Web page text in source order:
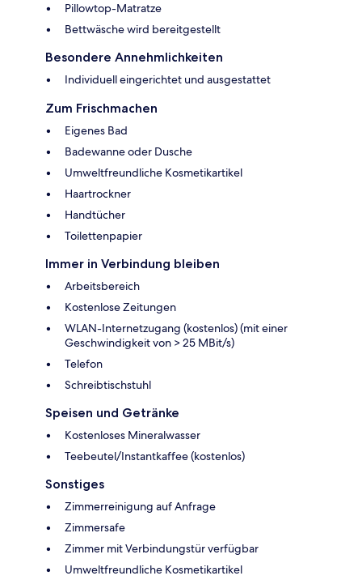
Pillowtop-Matratze
Bettwäsche wird bereitgestellt
Besondere Annehmlichkeiten
Individuell eingerichtet und ausgestattet
Zum Frischmachen
Eigenes Bad
Badewanne oder Dusche
Umweltfreundliche Kosmetikartikel
Haartrockner
Handtücher
Toilettenpapier
Immer in Verbindung bleiben
Arbeitsbereich
Kostenlose Zeitungen
WLAN-Internetzugang (kostenlos) (mit einer
Geschwindigkeit von > 25 MBit/s)
Telefon
Schreibtischstuhl
Speisen und Getränke
Kostenloses Mineralwasser
Teebeutel/Instantkaffee (kostenlos)
Sonstiges
Zimmerreinigung auf Anfrage
Zimmersafe
Zimmer mit Verbindungstür verfügbar
Umweltfreundliche Kosmetikartikel